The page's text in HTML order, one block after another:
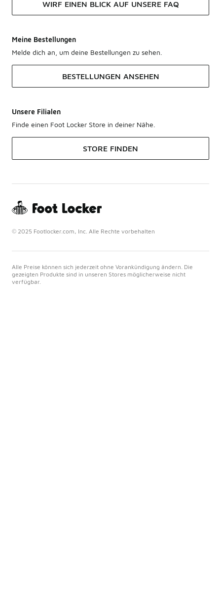
WIRF EINEN BLICK AUF UNSERE FAQ
Meine Bestellungen
Melde dich an, um deine Bestellungen zu sehen.
BESTELLUNGEN ANSEHEN
Unsere Filialen
Finde einen Foot Locker Store in deiner Nähe.
STORE FINDEN
© 2025 Footlocker.com, Inc. Alle Rechte vorbehalten
Alle Preise können sich jederzeit ohne Vorankündigung ändern. Die
gezeigten Produkte sind in unseren Stores möglicherweise nicht
verfügbar.